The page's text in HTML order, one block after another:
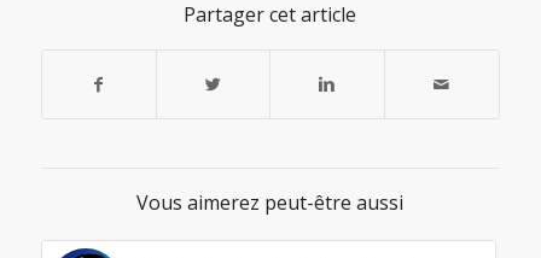
Partager cet article
Vous aimerez peut-être aussi